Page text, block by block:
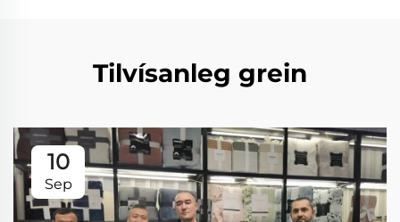
Tilvísanleg grein
10
Sep